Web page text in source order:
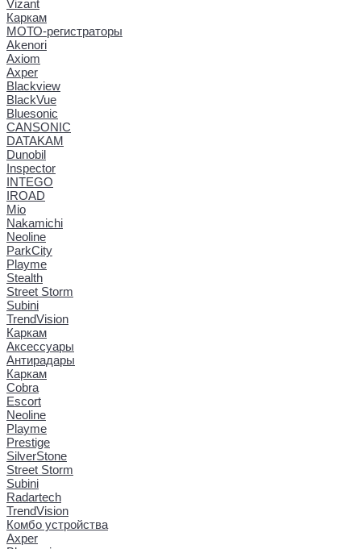
Vizant
Каркам
МОТО-регистраторы
Akenori
Axiom
Axper
Blackview
BlackVue
Bluesonic
CANSONIC
DATAKAM
Dunobil
Inspector
INTEGO
IROAD
Mio
Nakamichi
Neoline
ParkCity
Playme
Stealth
Street Storm
Subini
TrendVision
Каркам
Аксессуары
Антирадары
Каркам
Cobra
Escort
Neoline
Playme
Prestige
SilverStone
Street Storm
Subini
Radartech
TrendVision
Комбо устройства
Axper